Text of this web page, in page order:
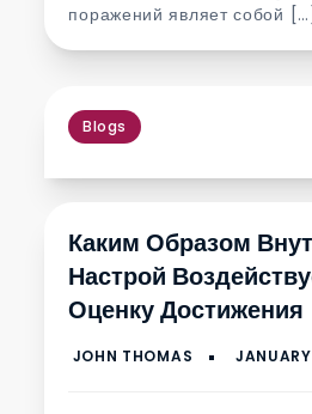
поражений являет собой […]
Blogs
Каким Образом
Настрой
Оценку Достижения